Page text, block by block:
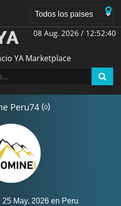
08 Aug. 2026 / 12:52:41
YA Marketplace
Peru74 (0)
25 May. 2026 en Peru